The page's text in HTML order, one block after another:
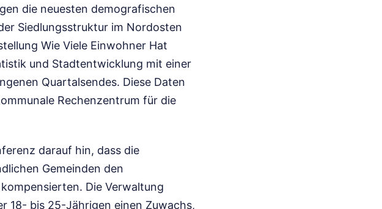
die neuesten demografischen
Siedlungsstruktur im Nordosten
Wie Viele Einwohner Hat
und Stadtentwicklung mit einer
Quartalsendes. Diese Daten
Rechenzentrum für die
darauf hin, dass die
Gemeinden den
Die Verwaltung
18- bis 25-Jährigen einen Zuwachs,